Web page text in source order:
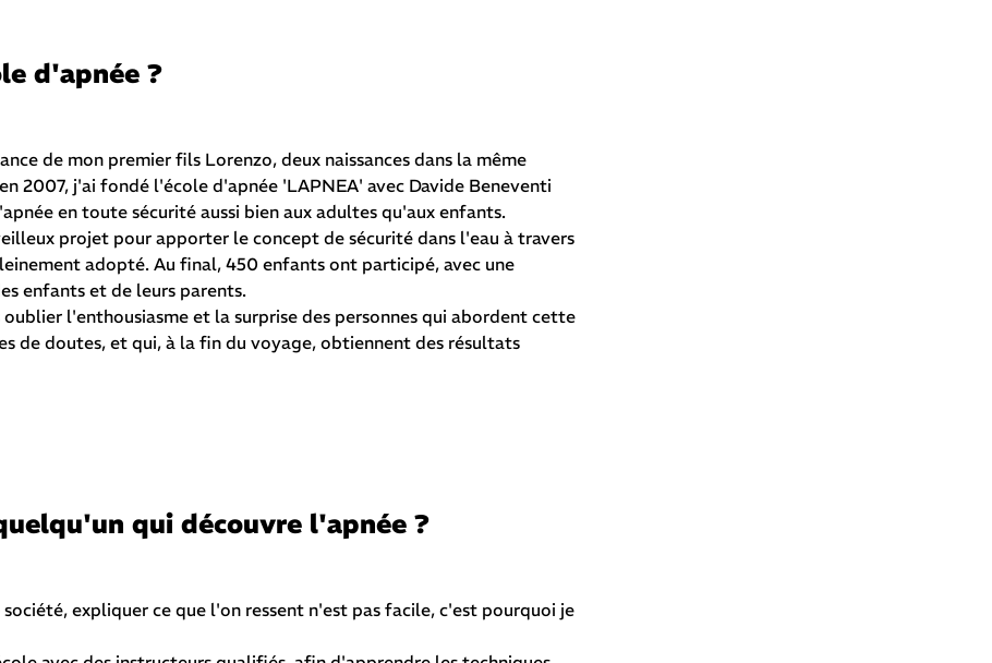
d'apnée ?
de mon premier fils Lorenzo, deux naissances dans la même
2007, j'ai fondé l'école d'apnée 'LAPNEA' avec Davide Beneventi
en toute sécurité aussi bien aux adultes qu'aux enfants.
projet pour apporter le concept de sécurité dans l'eau à travers
adopté. Au final, 450 enfants ont participé, avec une
enfants et de leurs parents.
l'enthousiasme et la surprise des personnes qui abordent cette
de doutes, et qui, à la fin du voyage, obtiennent des résultats
qui découvre l'apnée ?
expliquer ce que l'on ressent n'est pas facile, c'est pourquoi je